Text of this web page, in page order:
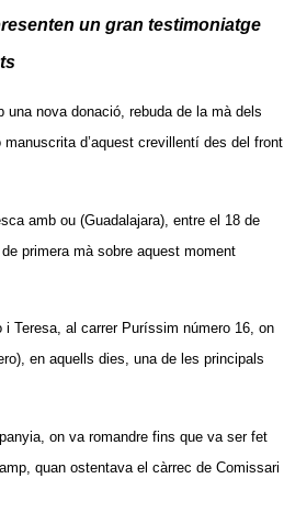
un gran testimoniatge
una nova donació, rebuda de la mà dels
d’aquest crevillentí des del front
amb ou (Guadalajara), entre el 18 de
primera mà sobre aquest moment
i Teresa, al carrer Puríssim número 16, on
en aquells dies, una de les principals
on va romandre fins que va ser fet
quan ostentava el càrrec de Comissari